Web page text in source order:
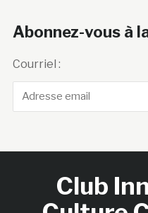
Abonnez-vous à
Courriel :
Club